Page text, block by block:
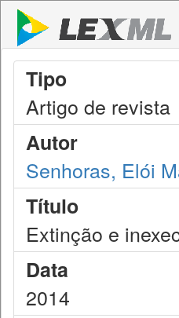
Tipo
Artigo de revista
Autor
Senhoras, Elói
Título
Extinção e
Data
2014